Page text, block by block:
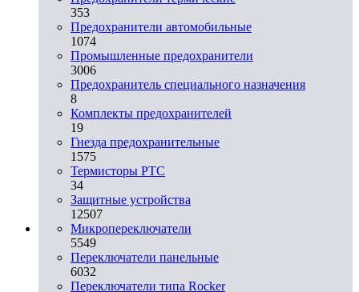
353
Предохранители автомобильные
1074
Промышленные предохранители
3006
Предохранитель специального назначения
8
Комплекты предохранителей
19
Гнезда предохранительные
1575
Термисторы PTC
34
Защитные устройства
12507
Микропереключатели
5549
Переключатели панельные
6032
Переключатели типа Rocker